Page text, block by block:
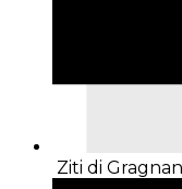
Ziti di